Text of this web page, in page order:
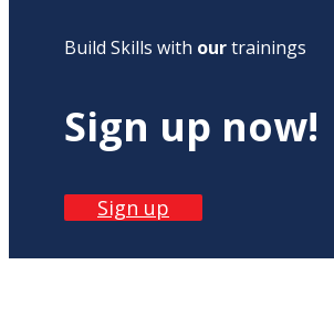
Build Skills with ourtrainings
Sign up now!
Sign up